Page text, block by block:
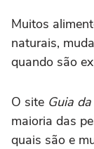
Muitos
naturais,
quando são
O site Guia
maioria das
quais são e